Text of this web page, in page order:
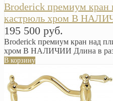
Broderick премиум кран
кастрюль хром В
195 500 руб.
Broderick премиум кран над
хром В НАЛИЧИИ Длина в
В корзину